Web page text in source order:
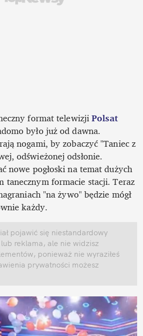
format telewizji
Polsat
było już od dawna.
nogami, by zobaczyć "Taniec z
odświeżonej odsłonie.
nowe pogłoski na temat dużych
formacie stacji. Teraz
"na żywo" będzie mógł
każdy.
pojawić się niestandardowy
reklama, ale nie widzisz
ponieważ nie wyraziłeś
prywatności możesz